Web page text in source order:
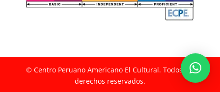
© Centro Peruano Americano El Cultural. Todos los
derechos reservados.